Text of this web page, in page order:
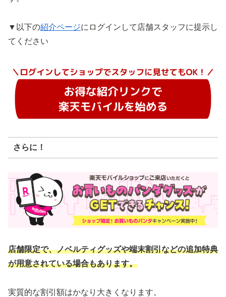
▼以下の紹介ページにログインして店舗スタッフに提示し
てください
さらに！
店舗限定で、ノベルティグッズや端末割引などの追加特典
が用意されている場合もあります。
実質的な割引額はかなり大きくなります。